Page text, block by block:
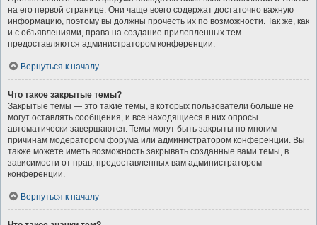
на его первой странице. Они чаще всего содержат достаточно важную
информацию, поэтому вы должны прочесть их по возможности. Так же, как
и с объявлениями, права на создание прилепленных тем
предоставляются администратором конференции.
Вернуться к началу
Что такое закрытые темы?
Закрытые темы — это такие темы, в которых пользователи больше не
могут оставлять сообщения, и все находящиеся в них опросы
автоматически завершаются. Темы могут быть закрыты по многим
причинам модератором форума или администратором конференции. Вы
также можете иметь возможность закрывать созданные вами темы, в
зависимости от прав, предоставленных вам администратором
конференции.
Вернуться к началу